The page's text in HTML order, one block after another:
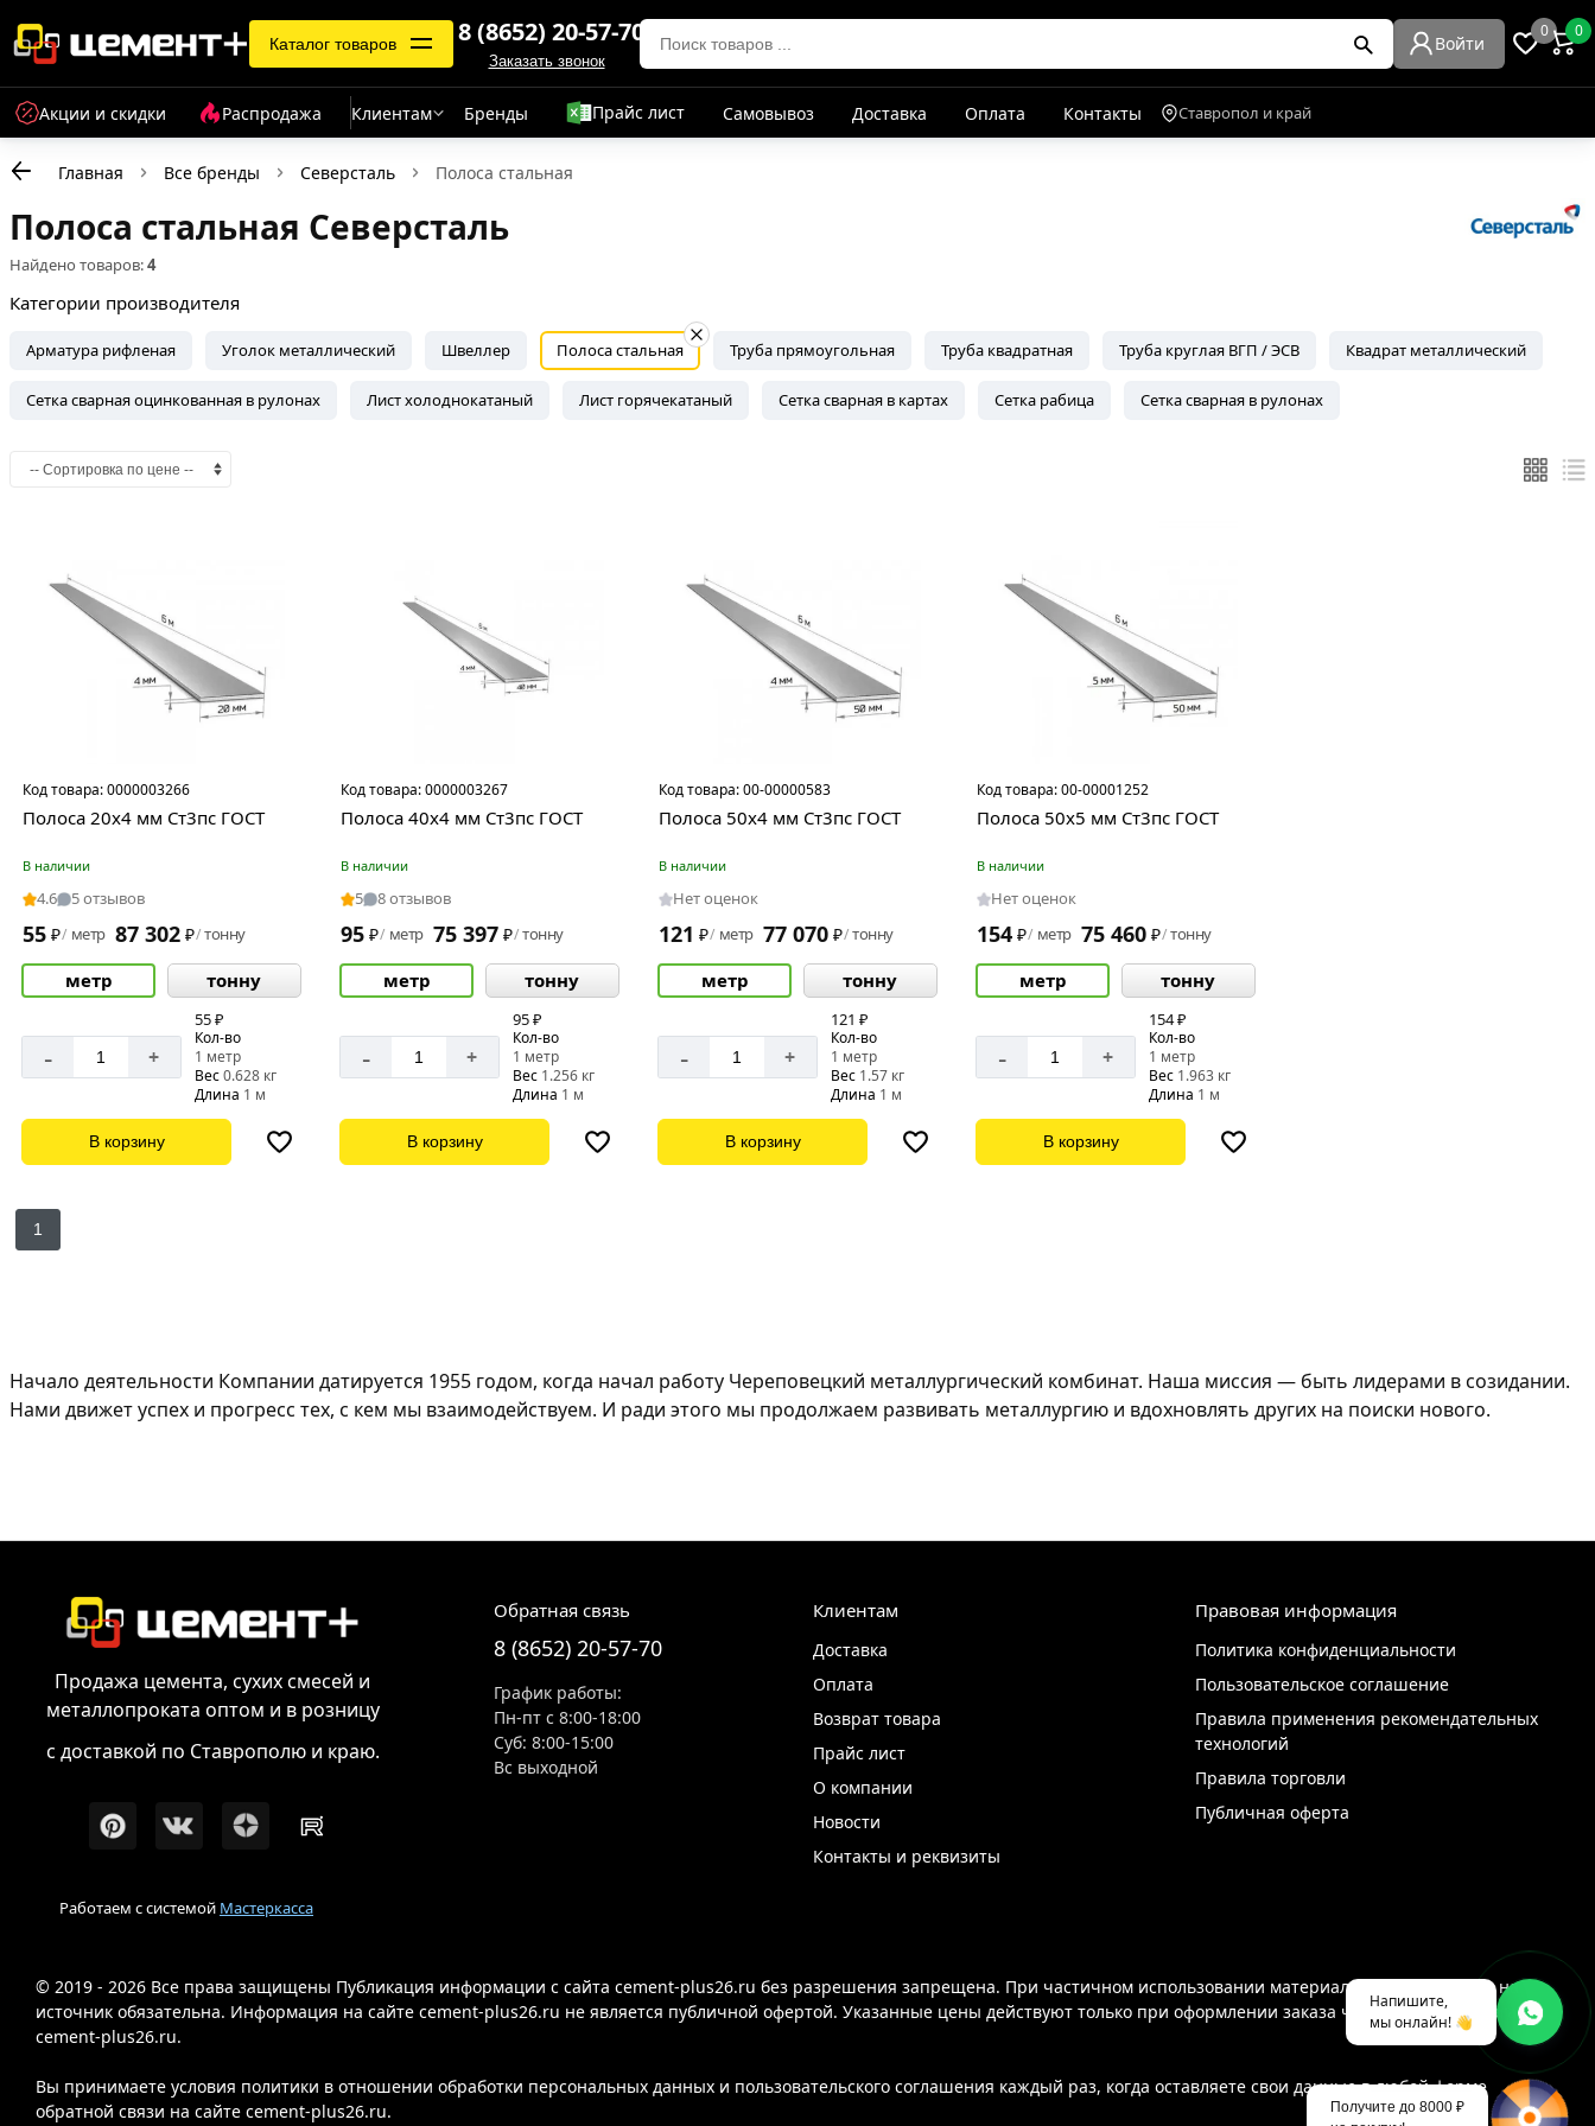
Каталог товаров 8 (8652) 20-57-70
Заказать звонок
Войти
0 0
Акции и скидки Распродажа Клиентам Бренды Прайс лист Самовывоз Доставка Оплата Контакты Ставропол и край
Главная Все бренды Северсталь Полоса стальная
Полоса стальная Северсталь
Найдено товаров:4
Категории производителя
Арматура рифленая Уголок металлический Швеллер Полоса стальная Труба прямоугольная Труба квадратная Труба круглая ВГП / ЭСВ Квадрат металлический
Сетка сварная оцинкованная в рулонах Лист холоднокатаный Лист горячекатаный Сетка сварная в картах Сетка рабица Сетка сварная в рулонах
Код товара:0000003266
Полоса 20х4 мм Ст3пс ГОСТ
В наличии
4.6 5 отзывов
55 ₽/ метр 87 302 ₽/ тонну
метр тонну
- +
55 ₽
Кол-во
1 метр
Вес0.628 кг
Длина 1 м
В корзину
Код товара:0000003267
Полоса 40х4 мм Ст3пс ГОСТ
В наличии
5 8 отзывов
95 ₽/ метр 75 397 ₽/ тонну
метр тонну
- +
95 ₽
Кол-во
1 метр
Вес 1.256 кг
Длина 1 м
В корзину
Код товара:00-00000583
Полоса 50х4 мм Ст3пс ГОСТ
В наличии
Нет оценок
121 ₽/ метр 77 070 ₽/ тонну
метр тонну
- +
121 ₽
Кол-во
1 метр
Вес 1.57 кг
Длина 1 м
В корзину
Код товара:00-00001252
Полоса 50х5 мм Ст3пс ГОСТ
В наличии
Нет оценок
154 ₽/ метр 75 460 ₽/ тонну
метр тонну
- +
154 ₽
Кол-во
1 метр
Вес 1.963 кг
Длина 1 м
В корзину
1
Начало деятельности Компании датируется 1955 годом, когда начал работу Череповецкий металлургический комбинат. Наша миссия — быть лидерами в созидании.
Нами движет успех и прогресс тех, с кем мы взаимодействуем. И ради этого мы продолжаем развивать металлургию и вдохновлять других на поиски нового.
Продажа цемента, сухих смесей и
металлопроката оптом и в розницу
с доставкой по Ставрополю и краю.
Обратная связь
8 (8652) 20-57-70
График работы:
Пн-пт с 8:00-18:00
Суб: 8:00-15:00
Вс выходной
Клиентам
Доставка
Оплата
Возврат товара
Прайс лист
О компании
Новости
Контакты и реквизиты
Правовая информация
Политика конфиденциальности
Пользовательское соглашение
Правила применения рекомендательных
технологий
Правила торговли
Публичная оферта
Работаем с системой Мастеркасса
© 2019 - 2026 Все права защищены Публикация информации с сайта cement-plus26.ru без разрешения запрещена. При частичном использовании материалов с сайта ссылка на
источник обязательна. Информация на сайте cement-plus26.ru не является публичной офертой. Указанные цены действуют только при оформлении заказа через интернет-магазин
cement-plus26.ru.
Вы принимаете условия политики в отношении обработки персональных данных и пользовательского соглашения каждый раз, когда оставляете свои данные в любой форме
обратной связи на сайте cement-plus26.ru.
Напишите,
мы онлайн! 👋
Получите до 8000 ₽